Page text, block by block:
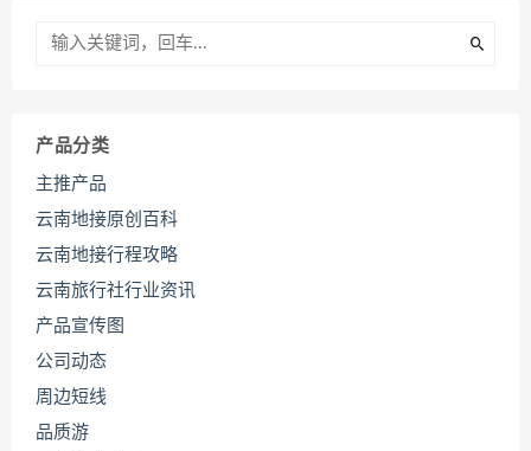
产品分类
主推产品
云南地接原创百科
云南地接行程攻略
云南旅行社行业资讯
产品宣传图
公司动态
周边短线
品质游